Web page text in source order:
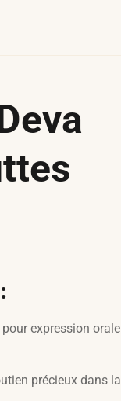
expression orale
précieux dans la